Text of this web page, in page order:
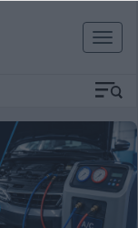
Toggle